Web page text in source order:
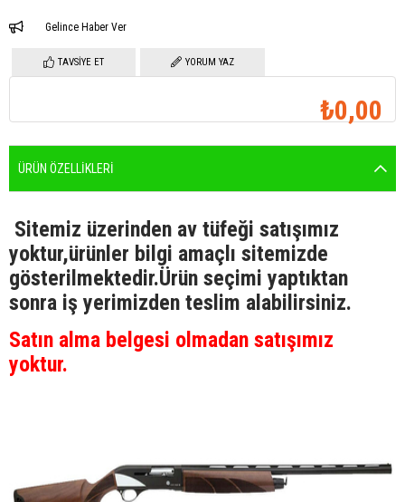
Gelince Haber Ver
TAVSIYE ET YORUM YAZ
₺0,00
ÜRÜN ÖZELLIKLERI
Sitemiz üzerinden av tüfeği satışımız
yoktur,ürünler bilgi amaçlı sitemizde
gösterilmektedir.Ürün seçimi yaptıktan
sonra iş yerimizden teslim alabilirsiniz.
Satın alma belgesi olmadan satışımız
yoktur.